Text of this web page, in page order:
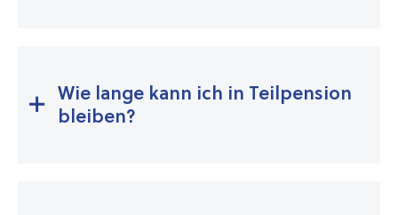
Wie lange kann ich in Teilpension
bleiben?